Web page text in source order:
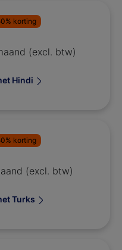
korting
(excl. btw)
Hindi
korting
(excl. btw)
Turks